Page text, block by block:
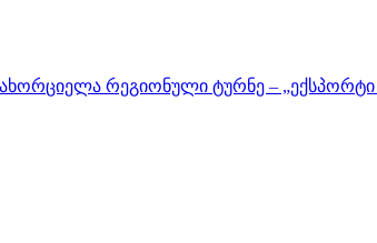
რეგიონული ტურნე – „ექსპორტი